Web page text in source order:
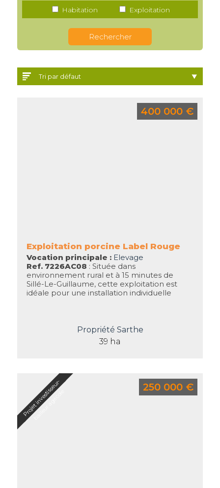
Habitation Exploitation
tri par défaut
Exploitation porcine Label Rouge
Vocation principale : Elevage
Ref. 7226AC08 : Située dans
environnement rural et à 15 minutes de
Sillé-Le-Guillaume, cette exploitation est
idéale pour une installation individuelle
Propriété Sarthe
39 ha
400 000 €
P
r
o
j
e
t
i
n
v
e
s
t
i
s
s
e
u
r
-
b
a
i
l
l
e
u
r
a
g
r
i
c
o
l
e
250 000 €